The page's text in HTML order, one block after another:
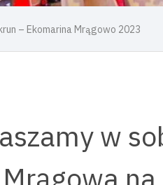
– Ekomarina Mrągowo 2023
w